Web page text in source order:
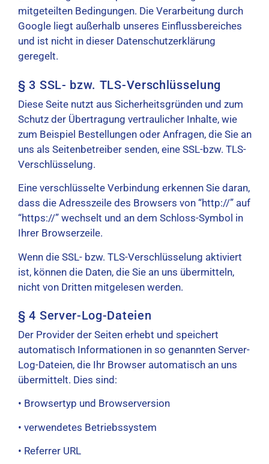
mitgeteilten Bedingungen. Die Verarbeitung durch
Google liegt außerhalb unseres Einflussbereiches
und ist nicht in dieser Datenschutzerklärung
geregelt.
§ 3 SSL- bzw. TLS-Verschlüsselung
Diese Seite nutzt aus Sicherheitsgründen und zum
Schutz der Übertragung vertraulicher Inhalte, wie
zum Beispiel Bestellungen oder Anfragen, die Sie an
uns als Seitenbetreiber senden, eine SSL-bzw. TLS-
Verschlüsselung.
Eine verschlüsselte Verbindung erkennen Sie daran,
dass die Adresszeile des Browsers von “http://” auf
“https://” wechselt und an dem Schloss-Symbol in
Ihrer Browserzeile.
Wenn die SSL- bzw. TLS-Verschlüsselung aktiviert
ist, können die Daten, die Sie an uns übermitteln,
nicht von Dritten mitgelesen werden.
§ 4 Server-Log-Dateien
Der Provider der Seiten erhebt und speichert
automatisch Informationen in so genannten Server-
Log-Dateien, die Ihr Browser automatisch an uns
übermittelt. Dies sind:
• Browsertyp und Browserversion
• verwendetes Betriebssystem
• Referrer URL